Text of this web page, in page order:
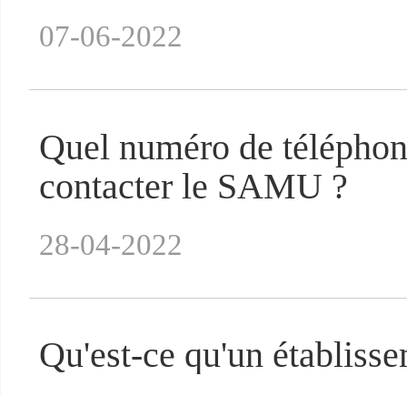
07-06-2022
Quel numéro de
contacter le SAMU ?
28-04-2022
Qu'est-ce qu'un